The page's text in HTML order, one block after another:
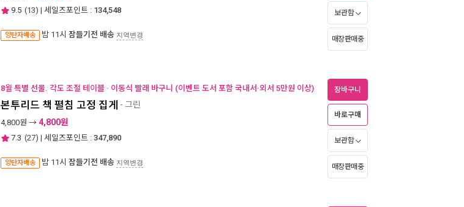
9.5 (13) | 세일즈포인트 : 134,548
양탄자배송 밤 11시 잠들기전 배송 지역변경
보관함
매장판매중
8월 특별 선물. 각도 조절 테이블 · 이동식 빨래 바구니 (이벤트 도서 포함 국내서·외서 5만원 이상)
본투리드 책 펼침 고정 집게 - 그린
4,800원 → 4,800원
7.3 (27) | 세일즈포인트 : 347,890
양탄자배송 밤 11시 잠들기전 배송 지역변경
장바구니
바로구매
보관함
매장판매중